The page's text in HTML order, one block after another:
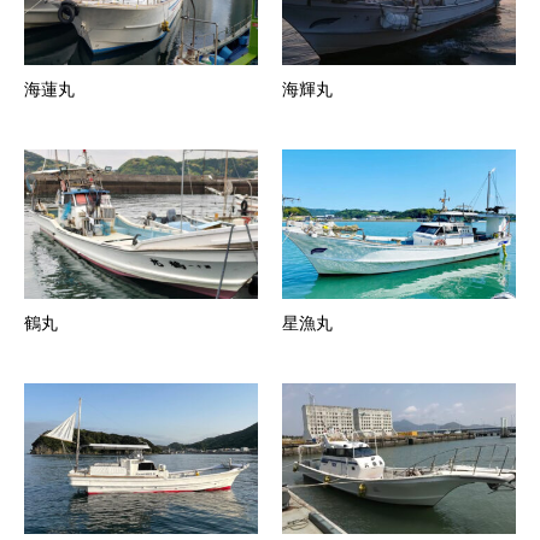
海蓮丸 海輝丸
鶴丸 星漁丸